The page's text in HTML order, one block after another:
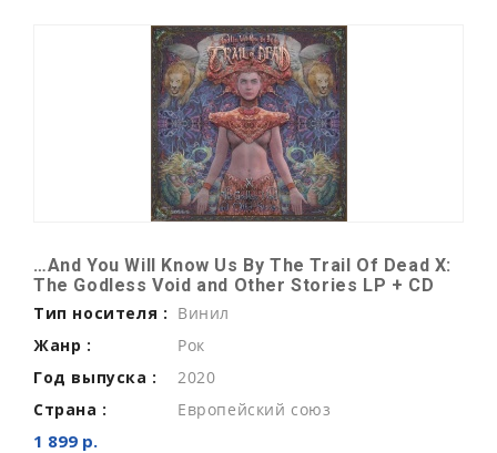
…And You Will Know Us By The Trail Of Dead X:
The Godless Void and Other Stories LP + CD
Тип носителя : Винил
Жанр :
Рок
Год выпуска :
2020
Страна :
Европейский союз
1 899 р.